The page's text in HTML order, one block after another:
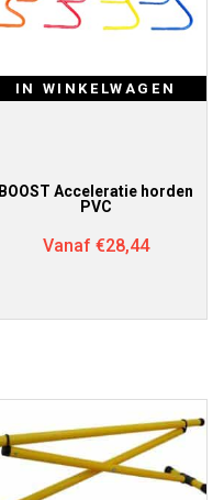
IN WINKELWAGEN
BOOST Acceleratie horden
PVC
Vanaf €28,44